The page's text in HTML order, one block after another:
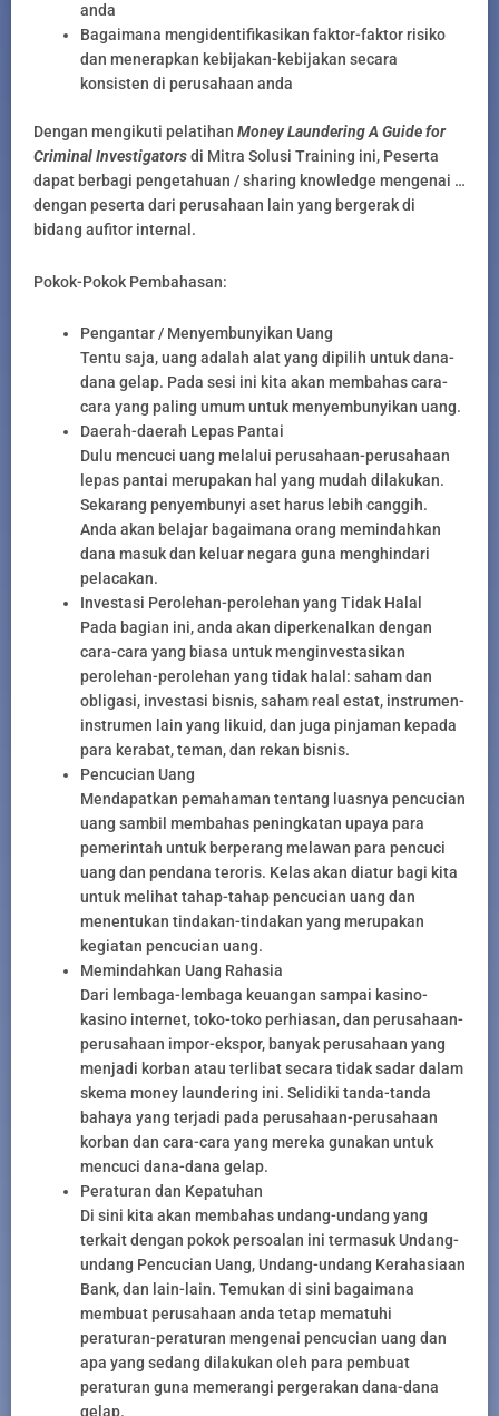
anda
Bagaimana mengidentifikasikan faktor-faktor risiko
dan menerapkan kebijakan-kebijakan secara
konsisten di perusahaan anda
Dengan mengikuti pelatihan Money Laundering A Guide for
Criminal Investigatorsdi Mitra Solusi Training ini, Peserta
dapat berbagi pengetahuan / sharing knowledge mengenai …
dengan peserta dari perusahaan lain yang bergerak di
bidang aufitor internal.
Pokok-Pokok Pembahasan:
Pengantar / Menyembunyikan Uang
Tentu saja, uang adalah alat yang dipilih untuk dana-
dana gelap. Pada sesi ini kita akan membahas cara-
cara yang paling umum untuk menyembunyikan uang.
Daerah-daerah Lepas Pantai
Dulu mencuci uang melalui perusahaan-perusahaan
lepas pantai merupakan hal yang mudah dilakukan.
Sekarang penyembunyi aset harus lebih canggih.
Anda akan belajar bagaimana orang memindahkan
dana masuk dan keluar negara guna menghindari
pelacakan.
Investasi Perolehan-perolehan yang Tidak Halal
Pada bagian ini, anda akan diperkenalkan dengan
cara-cara yang biasa untuk menginvestasikan
perolehan-perolehan yang tidak halal: saham dan
obligasi, investasi bisnis, saham real estat, instrumen-
instrumen lain yang likuid, dan juga pinjaman kepada
para kerabat, teman, dan rekan bisnis.
Pencucian Uang
Mendapatkan pemahaman tentang luasnya pencucian
uang sambil membahas peningkatan upaya para
pemerintah untuk berperang melawan para pencuci
uang dan pendana teroris. Kelas akan diatur bagi kita
untuk melihat tahap-tahap pencucian uang dan
menentukan tindakan-tindakan yang merupakan
kegiatan pencucian uang.
Memindahkan Uang Rahasia
Dari lembaga-lembaga keuangan sampai kasino-
kasino internet, toko-toko perhiasan, dan perusahaan-
perusahaan impor-ekspor, banyak perusahaan yang
menjadi korban atau terlibat secara tidak sadar dalam
skema money laundering ini. Selidiki tanda-tanda
bahaya yang terjadi pada perusahaan-perusahaan
korban dan cara-cara yang mereka gunakan untuk
mencuci dana-dana gelap.
Peraturan dan Kepatuhan
Di sini kita akan membahas undang-undang yang
terkait dengan pokok persoalan ini termasuk Undang-
undang Pencucian Uang, Undang-undang Kerahasiaan
Bank, dan lain-lain. Temukan di sini bagaimana
membuat perusahaan anda tetap mematuhi
peraturan-peraturan mengenai pencucian uang dan
apa yang sedang dilakukan oleh para pembuat
peraturan guna memerangi pergerakan dana-dana
gelap.